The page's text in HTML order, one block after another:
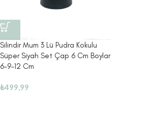
Silindir Mum 3 Lü Pudra Kokulu
Süper Siyah Set Çap 6 Cm Boylar
6-9-12 Cm
₺499,99